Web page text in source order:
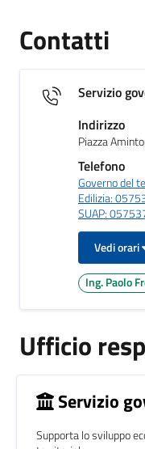
Contatti
Servizio
Indirizzo
Piazza
Telefono
Governo del
Edilizia:
SUAP:
Vedi orari
Ing. Paolo
Ufficio
Servizio
Supporta lo sviluppo